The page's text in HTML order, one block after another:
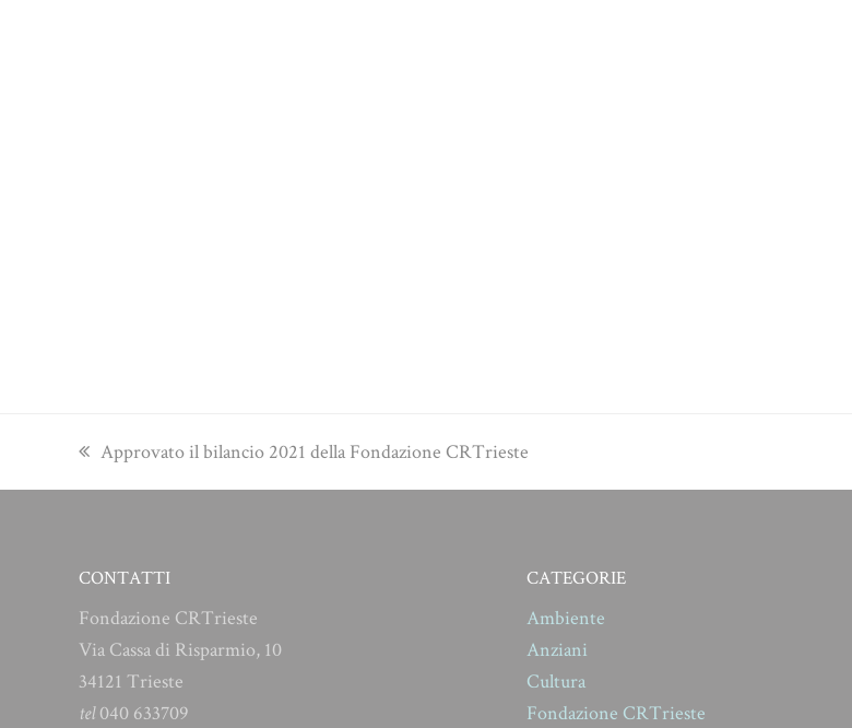
previous
Approvato il bilancio 2021 della Fondazione CRTrieste
CONTATTI
Fondazione CRTrieste
Via Cassa di Risparmio, 10
34121 Trieste
tel040 633709
CATEGORIE
Ambiente
Anziani
Cultura
Fondazione CRTrieste